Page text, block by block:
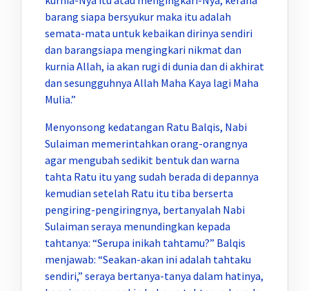
barang siapa bersyukur maka itu adalah
semata-mata untuk kebaikan dirinya sendiri
dan barangsiapa mengingkari nikmat dan
kurnia Allah, ia akan rugi di dunia dan di akhirat
dan sesungguhnya Allah Maha Kaya lagi Maha
Mulia.”
Menyonsong kedatangan Ratu Balqis, Nabi
Sulaiman memerintahkan orang-orangnya
agar mengubah sedikit bentuk dan warna
tahta Ratu itu yang sudah berada di depannya
kemudian setelah Ratu itu tiba berserta
pengiring-pengiringnya, bertanyalah Nabi
Sulaiman seraya menundingkan kepada
tahtanya: “Serupa inikah tahtamu?” Balqis
menjawab: “Seakan-akan ini adalah tahtaku
sendiri,” seraya bertanya-tanya dalam hatinya,